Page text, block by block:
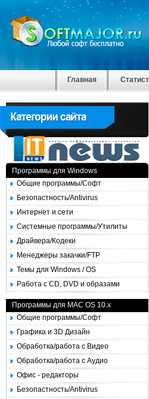
Главная
Программы для Windows
Общие программы/Софт
Безопастность/Antivirus
Интернет и сети
Системные программы/Утилиты
Драйвера/Кодеки
Менеджеры закачки/FTP
Темы для Windows / OS
Работа с CD, DVD и образами
Программы для MAC OS 10.x
Общие программы/Софт
Графика и 3D Дизайн
Обработка/работа с Видео
Обработка/работа с Аудио
Офис - редакторы
Безопастность/Antivirus